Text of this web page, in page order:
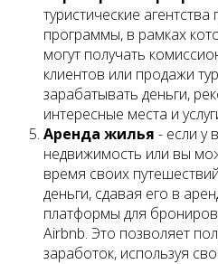
туристические
программы, в рамках
могут получать
клиентов или продажи
зарабатывать деньги,
интересные места и
Аренда жилья - если у
недвижимость или вы
время своих
деньги, сдавая его в
платформы для
Airbnb. Это позволяет
заработок, используя